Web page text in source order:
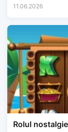
financiare.
11.06.2026
Rolul